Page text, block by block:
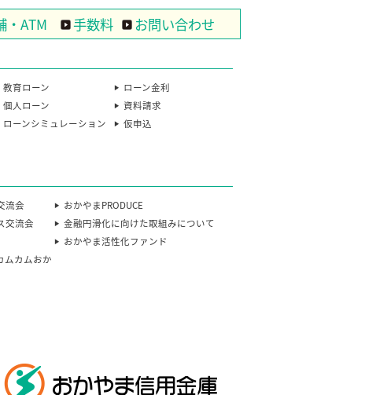
・ATM 手数料
お問い合わせ
教育ローン
ローン金利
個人ローン
資料請求
ローンシミュレーション 仮申込
流会
おかやまPRODUCE
交流会
金融円滑化に向けた取組みについて
おかやま活性化ファンド
ムカムおか